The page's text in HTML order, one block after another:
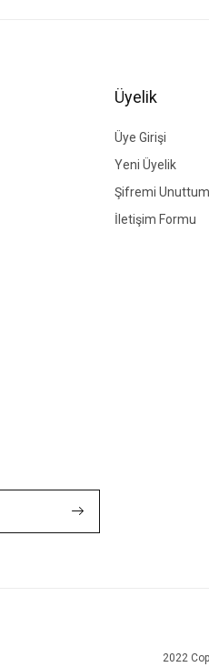
Üyelik
Üye Girişi
Yeni Üyelik
Şifremi Unuttum
İletişim Formu
2022